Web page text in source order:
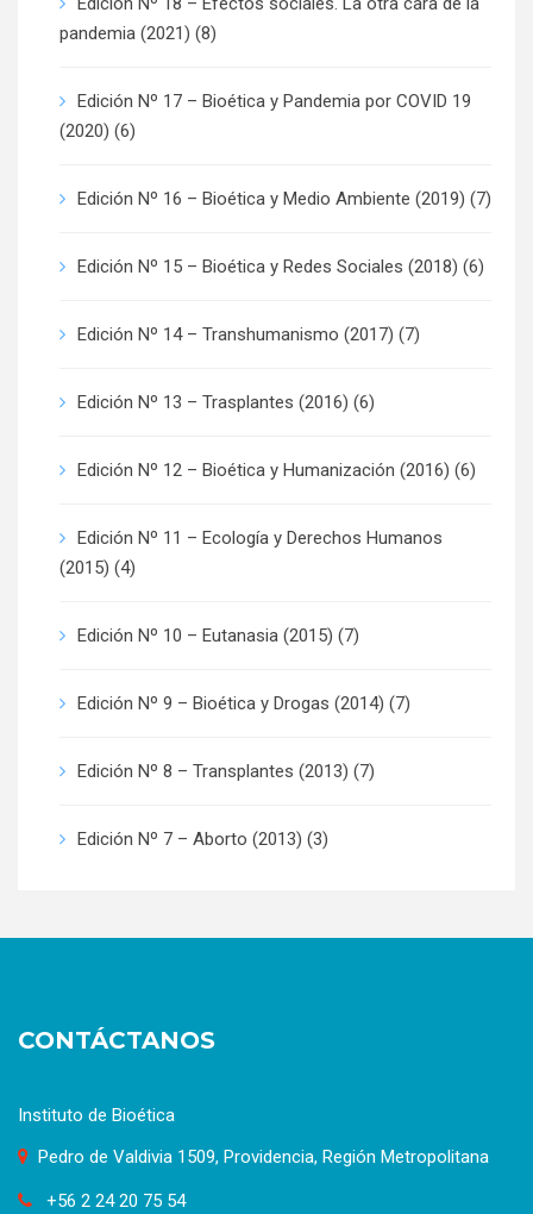
pandemia (2021) (8)
Edición Nº 17 – Bioética y Pandemia por COVID 19
(2020) (6)
Edición Nº 16 – Bioética y Medio Ambiente (2019) (7)
Edición Nº 15 – Bioética y Redes Sociales (2018) (6)
Edición Nº 14 – Transhumanismo (2017) (7)
Edición Nº 13 – Trasplantes (2016) (6)
Edición Nº 12 – Bioética y Humanización (2016) (6)
Edición Nº 11 – Ecología y Derechos Humanos
(2015) (4)
Edición Nº 10 – Eutanasia (2015) (7)
Edición Nº 9 – Bioética y Drogas (2014) (7)
Edición Nº 8 – Transplantes (2013) (7)
Edición Nº 7 – Aborto (2013) (3)
CONTÁCTANOS
Instituto de Bioética
Pedro de Valdivia 1509, Providencia, Región Metropolitana
+56 2 24 20 75 54